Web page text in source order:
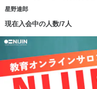
星野達郎
現在入会中の人数/7人